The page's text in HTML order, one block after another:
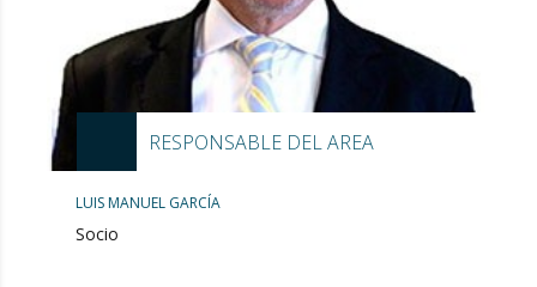
RESPONSABLE DEL AREA
LUIS MANUEL GARCÍA
Socio